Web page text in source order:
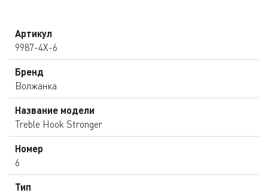
Артикул
9987-4X-6
Бренд
Волжанка
Название модели
Treble Hook Stronger
Номер
6
Тип